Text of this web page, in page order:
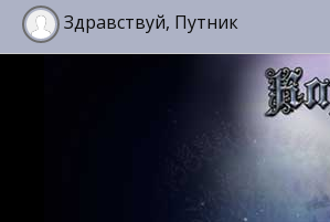
Здравствуй, Путник